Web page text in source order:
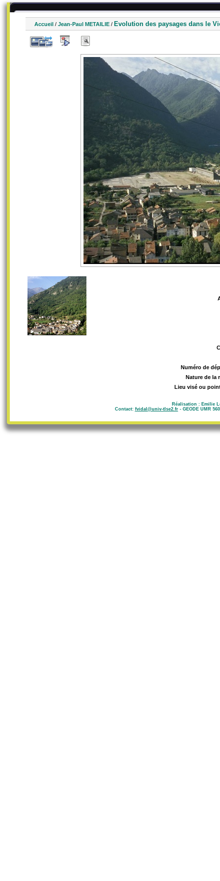
Accueil / Jean-Paul METAILIE / Evolution des paysages dans le
Numéro de
Nature de la
Lieu visé ou
Réalisation : Emilie
Contact: fvidal@univ-tlse2.fr- GEODE UMR